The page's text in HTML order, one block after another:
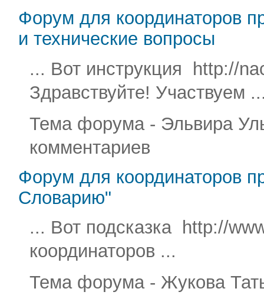
Форум для координаторов
и технические вопросы
... Вот инструкция http://
Здравствуйте! Участвуем
Тема форума - Эльвира
комментариев
Форум для координаторов
Словарию"
... Вот подсказка http://
координаторов ...
Тема форума - Жукова